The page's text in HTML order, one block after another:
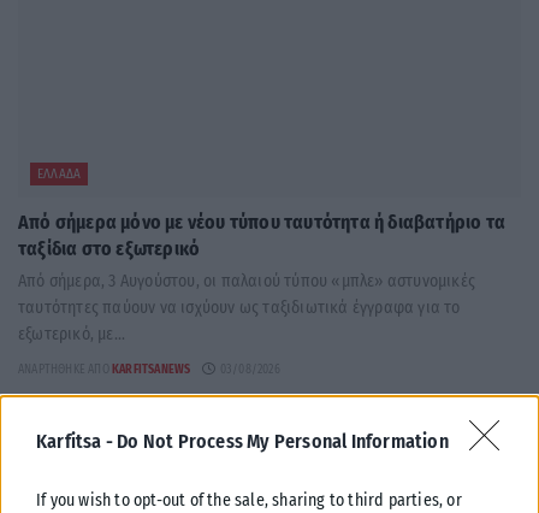
Karfitsa - Do Not Process My Personal Information
If you wish to opt-out of the sale, sharing to third parties, or
ΕΛΛΆΔΑ
Από σήμερα μόνο με νέου τύπου ταυτότητα ή διαβατήριο τα
ταξίδια στο εξωτερικό
Από σήμερα, 3 Αυγούστου, οι παλαιού τύπου «μπλε» αστυνομικές
ταυτότητες παύουν να ισχύουν ως ταξιδιωτικά έγγραφα για το
εξωτερικό, με...
ΑΝΑΡΤΉΘΗΚΕ ΑΠΌ KARFITSANEWS